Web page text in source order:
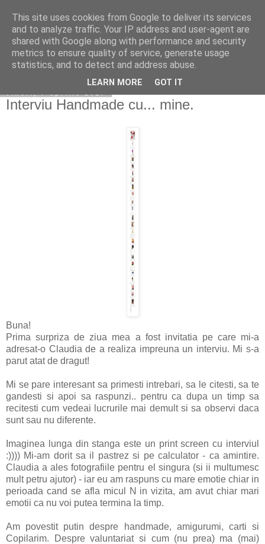
Copilarim
Interviu Handmade cu... mine.
Buna!
Prima surpriza de ziua mea a fost invitatia pe care mi-a
adresat-o Claudia de a realiza impreuna un interviu. Mi s-a
parut atat de dragut!
Mi se pare interesant sa primesti intrebari, sa le citesti, sa te
gandesti si apoi sa raspunzi.. pentru ca dupa un timp sa
recitesti cum vedeai lucrurile mai demult si sa observi daca
sunt sau nu diferente.
Imaginea lunga din stanga este un print screen cu interviul
:)))) Mi-am dorit sa il pastrez si pe calculator - ca amintire.
Claudia a ales fotografiile pentru el singura (si ii multumesc
mult petru ajutor) - iar eu am raspuns cu mare emotie chiar in
perioada cand se afla micul N in vizita, am avut chiar mari
emotii ca nu voi putea termina la timp.
Am povestit putin despre handmade, amigurumi, carti si
Copilarim. Despre valuntariat si cum (nu prea) ma (mai)
This site uses cookies from Google to deliver its services
and to analyze traffic. Your IP address and user-agent are
shared with Google along with performance and security
metrics to ensure quality of service, generate usage
statistics, and to detect and address abuse.
LEARN MORE GOT IT